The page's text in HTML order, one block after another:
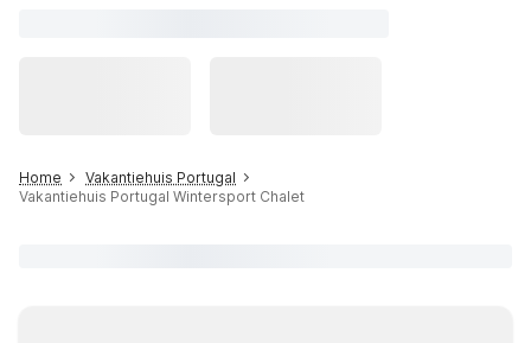
Home
Vakantiehuis Portugal
Vakantiehuis Portugal Wintersport Chalet